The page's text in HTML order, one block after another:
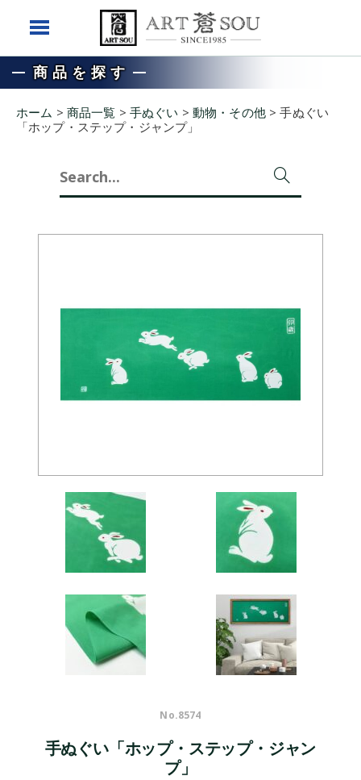
商品を探す
ホーム > 商品一覧 > 手ぬぐい >動物・その他>手ぬぐい
「ホップ・ステップ・ジャンプ」
Search
No.8574
手ぬぐい「ホップ・ステップ・ジャン
プ」